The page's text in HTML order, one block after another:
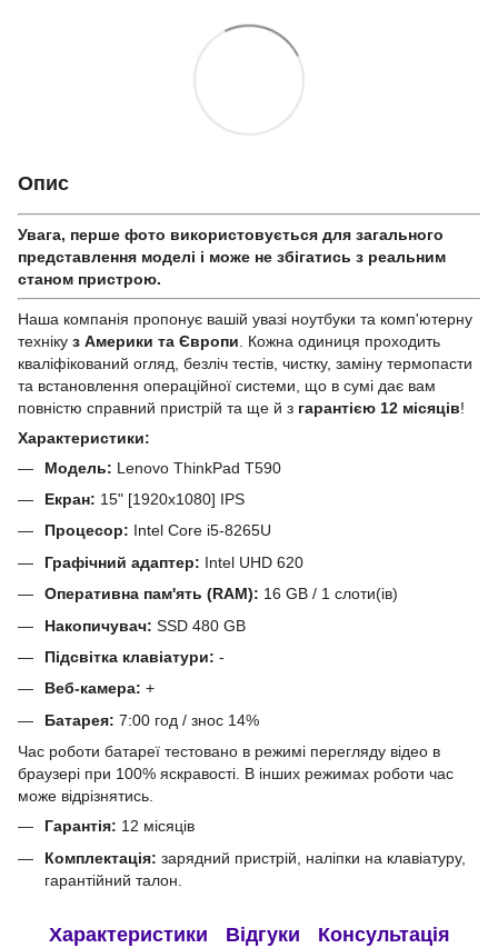
Опис
Увага, перше фото використовується для загального
представлення моделі і може не збігатись з реальним
станом приcтрою.
Наша компанія пропонує вашій увазі ноутбуки та комп'ютерну
техніку з Америки та Європи . Кожна одиниця проходить
кваліфікований огляд, безліч тестів, чистку, заміну термопасти
та встановлення операційної системи, що в сумі дає вам
повністю справний пристрій та ще й з гарантією 12 місяців!
Характеристики:
Модель: Lenovo ThinkPad T590
Екран: 15" [1920x1080] IPS
Процесор: Intel Core i5-8265U
Графічний адаптер: Intel UHD 620
Оперативна пам'ять (RAM): 16 GB / 1 слоти(ів)
Накопичувач: SSD 480 GB
Підсвітка клавіатури: -
Веб-камера: +
Батарея: 7:00 год / знос 14%
Час роботи батареї тестовано в режимі перегляду відео в
браузері при 100% яскравості. В інших режимах роботи час
може відрізнятись.
Гарантія: 12 місяців
Комплектація: зарядний пристрій, наліпки на клавіатуру,
гарантійний талон.
Характеристики Відгуки Консультація